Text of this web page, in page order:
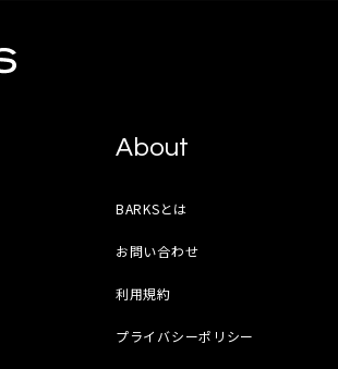
About
BARKSとは
お問い合わせ
利用規約
プライバシーポリシー